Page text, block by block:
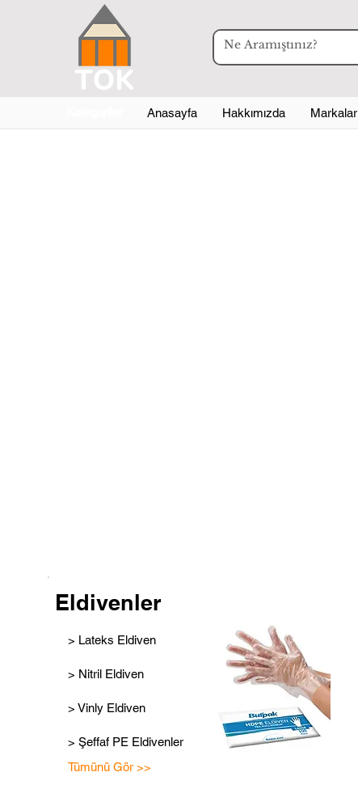
Anasayfa Hakkımızda Markalar
Eldivenler
> Lateks Eldiven
> Nitril Eldiven
> Vinly Eldiven
> Şeffaf PE Eldivenler
Tümünü Gör >>